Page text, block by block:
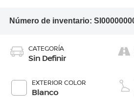
Número de inventario:
CATEGORÍA
Sin Definir
EXTERIOR COLOR
Blanco